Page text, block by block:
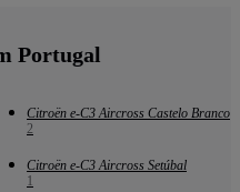
Portugal
Citroën e-C3 Aircross Castelo Branco
2
Citroën e-C3 Aircross Setúbal
1